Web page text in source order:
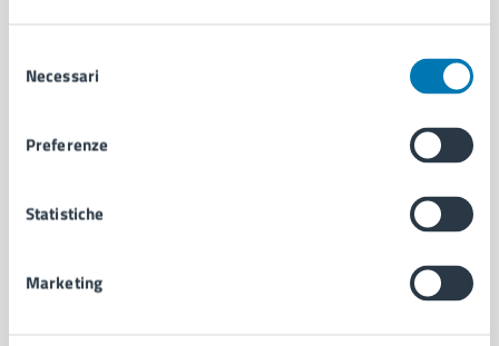
delNecessari
Preferenze
Statistiche
Marketing
Uffici
Enti e fondazioni
Personale amministrativo
CATEGORIE DI SERVIZIO